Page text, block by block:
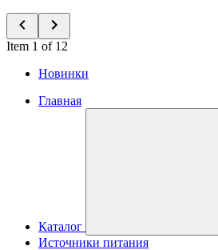
Item 1 of 12
Новинки
Главная
Каталог
Источники питания